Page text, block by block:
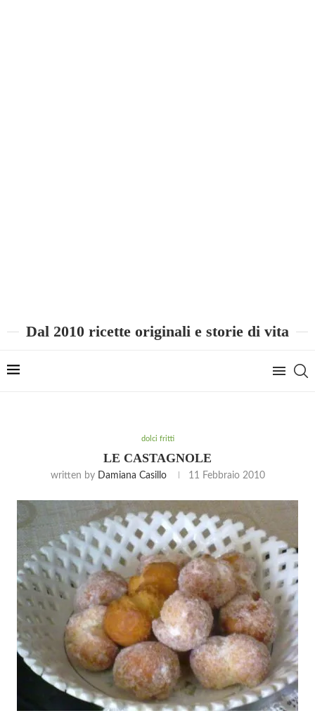
Dal 2010 ricette originali e storie di vita
dolci fritti
LE CASTAGNOLE
written by Damiana Casillo 11 Febbraio 2010